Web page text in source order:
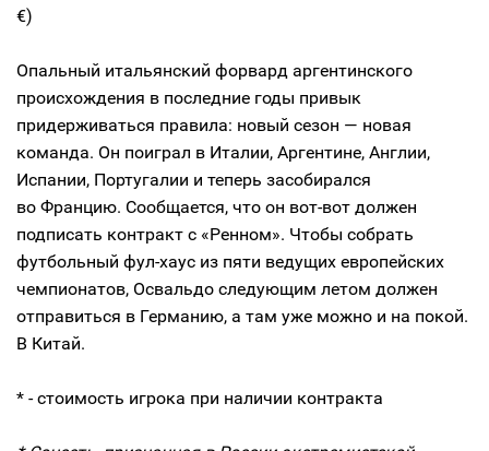
€)
Опальный итальянский форвард аргентинского
происхождения в последние годы привык
придерживаться правила: новый сезон — новая
команда. Он поиграл в Италии, Аргентине, Англии,
Испании, Португалии и теперь засобирался
во Францию. Сообщается, что он вот-вот должен
подписать контракт с «Ренном». Чтобы собрать
футбольный фул-хаус из пяти ведущих европейских
чемпионатов, Освальдо следующим летом должен
отправиться в Германию, а там уже можно и на покой.
В Китай.
* - стоимость игрока при наличии контракта